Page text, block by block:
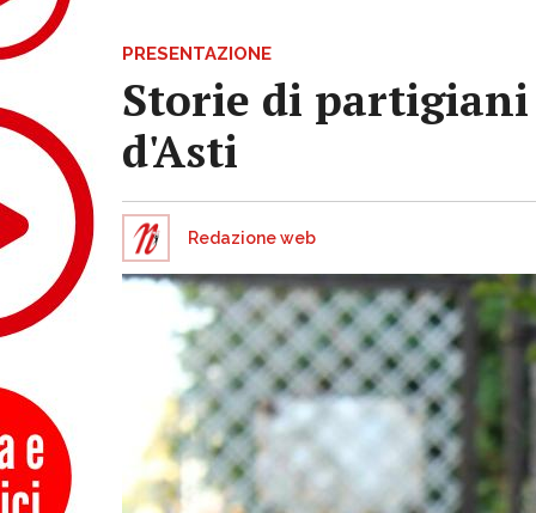
PRESENTAZIONE
Storie di partigiani
d'Asti
Redazione web